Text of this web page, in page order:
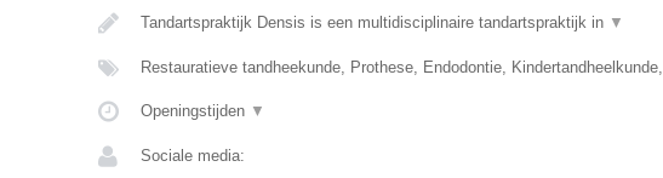
Tandartspraktijk Densis is een multidisciplinaire tandartspraktijk in ▼
Restauratieve tandheekunde, Prothese, Endodontie, Kindertandheelkunde,
Openingstijden ▼
Sociale media: